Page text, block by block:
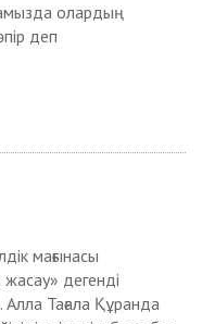
олардың
деп
мағынасы
жасау» дегенді
Алла Тағала Құранда